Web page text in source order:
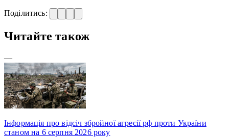
Поділитись:
Читайте також
—
Інформація про відсіч збройної агресії рф проти України
станом на 6 серпня 2026 року